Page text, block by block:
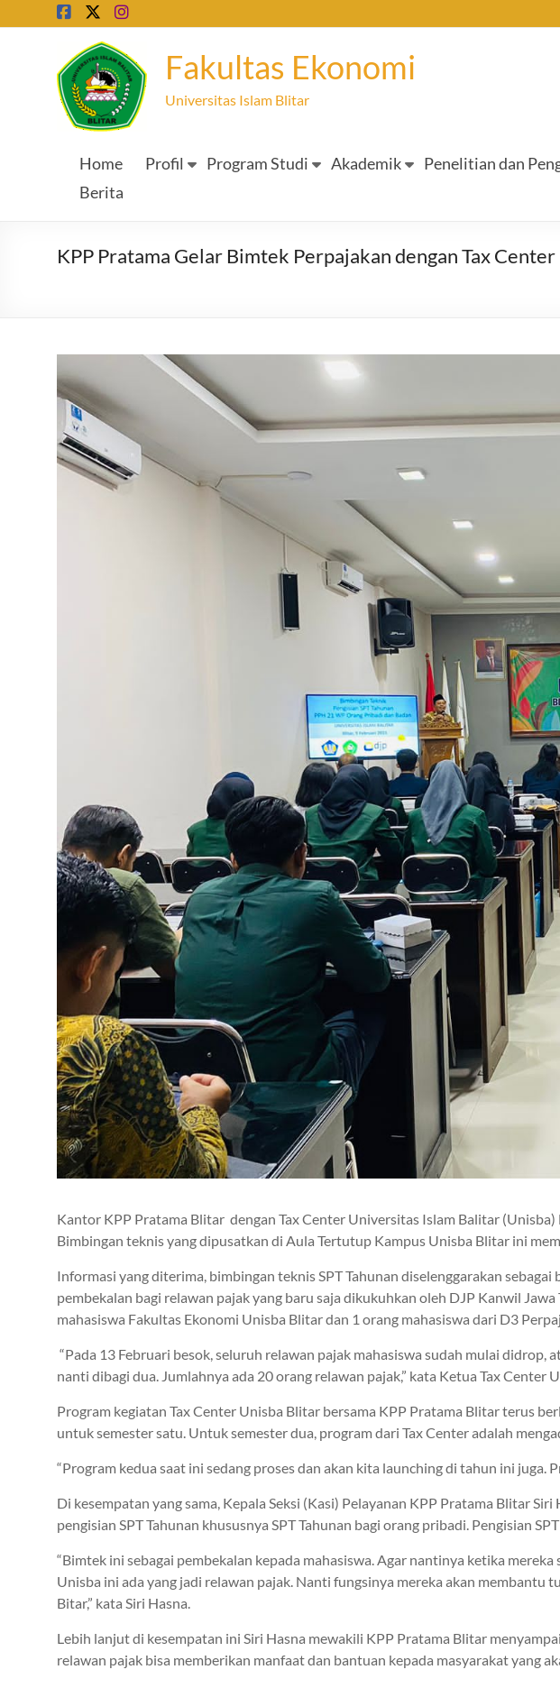
to
Fakultas Ekonomi
Universitas Islam Blitar
Home Profil Program Studi Akademik Penelitian dan
Berita
KPP Pratama Gelar Bimtek Perpajakan dengan Tax
Kantor KPP Pratama Blitar dengan Tax Center Universitas Islam Balitar
Bimbingan teknis yang dipusatkan di Aula Tertutup Kampus Unisba Blitar ini
Informasi yang diterima, bimbingan teknis SPT Tahunan diselenggarakan
pembekalan bagi relawan pajak yang baru saja dikukuhkan oleh DJP Kanwil
mahasiswa Fakultas Ekonomi Unisba Blitar dan 1 orang mahasiswa dari D3
“Pada 13 Februari besok, seluruh relawan pajak mahasiswa sudah mulai
nanti dibagi dua. Jumlahnya ada 20 orang relawan pajak,” kata Ketua Tax Center
Program kegiatan Tax Center Unisba Blitar bersama KPP Pratama Blitar terus
untuk semester satu. Untuk semester dua, program dari Tax Center adalah
“Program kedua saat ini sedang proses dan akan kita launching di tahun ini
Di kesempatan yang sama, Kepala Seksi (Kasi) Pelayanan KPP Pratama Blitar
pengisian SPT Tahunan khususnya SPT Tahunan bagi orang pribadi. Pengisian
“Bimtek ini sebagai pembekalan kepada mahasiswa. Agar nantinya ketika
Unisba ini ada yang jadi relawan pajak. Nanti fungsinya mereka akan membantu
Bitar,” kata Siri Hasna.
Lebih lanjut di kesempatan ini Siri Hasna mewakili KPP Pratama Blitar
relawan pajak bisa memberikan manfaat dan bantuan kepada masyarakat yang